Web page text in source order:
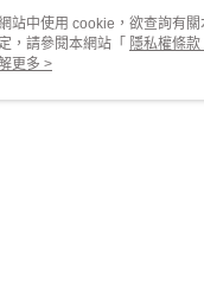
站中使用 cookie，欲查詢有
，請參閱本網站「 隱私權條款
cookie。
更多 >